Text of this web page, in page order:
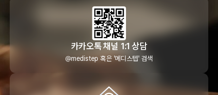
카카오톡 채널 1:1 상담
@medistep 혹은 '메디스텝' 검색